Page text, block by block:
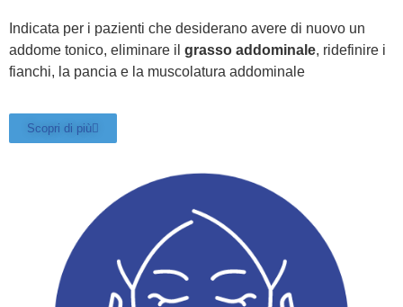
Indicata per i pazienti che desiderano avere di nuovo un
addome tonico, eliminare il grasso addominale, ridefinire i
fianchi, la pancia e la muscolatura addominale
Scopri di più